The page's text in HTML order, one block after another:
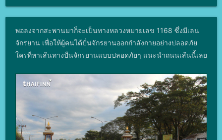
พอลงจากสะพานมาก็จะเป็นทางหลวงหมายเลข 1168 ซึ่งมีเลน
จักรยาน เพื่อให้ผู้คนได้ปั่นจักรยานออกกำลังกายอย่างปลอดภัย
ใครที่หาเส้นทางปั่นจักรยานแบบปลอดภัยๆ แนะนำถนนเส้นนี้เลย